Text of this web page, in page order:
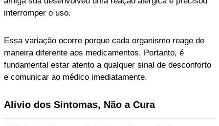
interromper o uso.
Essa variação ocorre porque cada organismo reage de
maneira diferente aos medicamentos. Portanto, é
fundamental estar atento a qualquer sinal de desconforto
e comunicar ao médico imediatamente.
Alívio dos Sintomas, Não a Cura